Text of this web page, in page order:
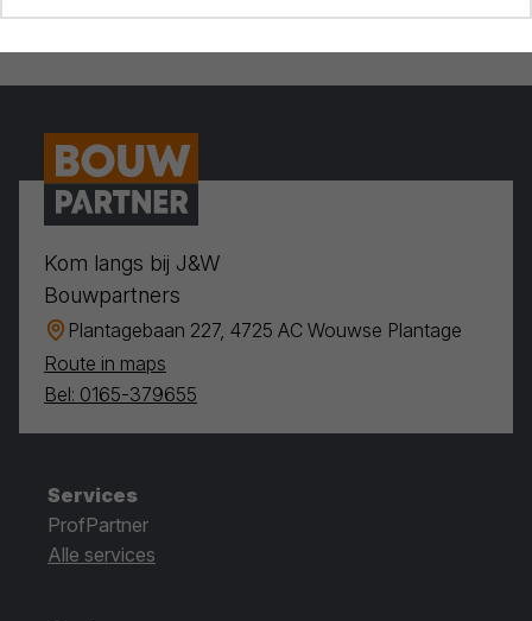
Kom langs bij J&W
Bouwpartners
Plantagebaan 227, 4725 AC Wouwse Plantage
Route in maps
Bel: 0165-379655
Services
ProfPartner
Alle services